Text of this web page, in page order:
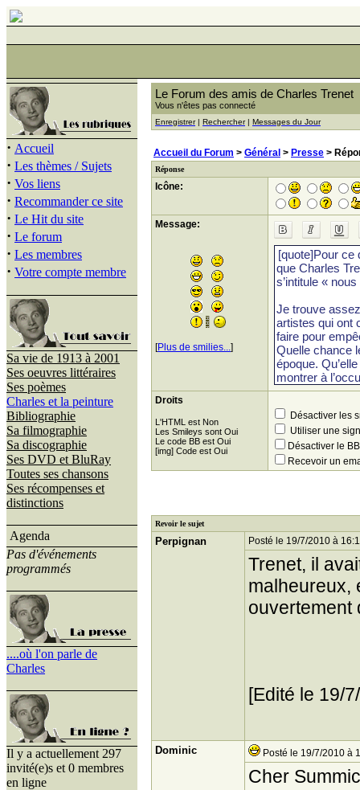
· Accueil
· Les thèmes / Sujets
· Vos liens
· Recommander ce site
· Le Hit du site
· Le forum
· Les membres
· Votre compte membre
Sa vie de 1913 à 2001
Ses oeuvres littéraires
Ses poèmes
Charles et la peinture
Bibliographie
Sa filmographie
Sa discographie
Ses DVD et BluRay
Toutes ses chansons
Ses récompenses et
distinctions
Agenda
Pas d'événements
programmés
....où l'on parle de
Charles
Il y a actuellement 297
invité(e)s et 0 membres
en ligne
Le Forum des amis de Charles Trenet
Vous n'êtes pas connecté
Enregistrer| Rechercher| Messages du Jour
Accueil du Forum > Général > Presse >
Réponse
Icône:
Message:
[Plus de smilies...]
Droits
L'HTML est Non
Les Smileys sont Oui
Le code BB est Oui
[img] Code est Oui
Désactiver les
Utiliser une
Désactiver le
Recevoir un
Revoir le sujet
Perpignan Posté le 19/7/2010 à
Trenet, il
malheureux,
ouvertement
[Edité le 19/
Dominic Posté le 19/7/2010 à
Cher